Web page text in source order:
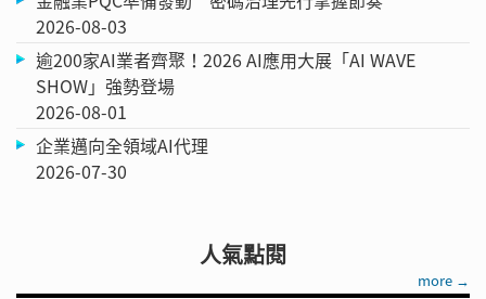
2026-08-03
逾200家AI業者齊聚！2026 AI應用大展「AI WAVE
SHOW」強勢登場
2026-08-01
企業邁向全領域AI代理
2026-07-30
人氣點閱
more →